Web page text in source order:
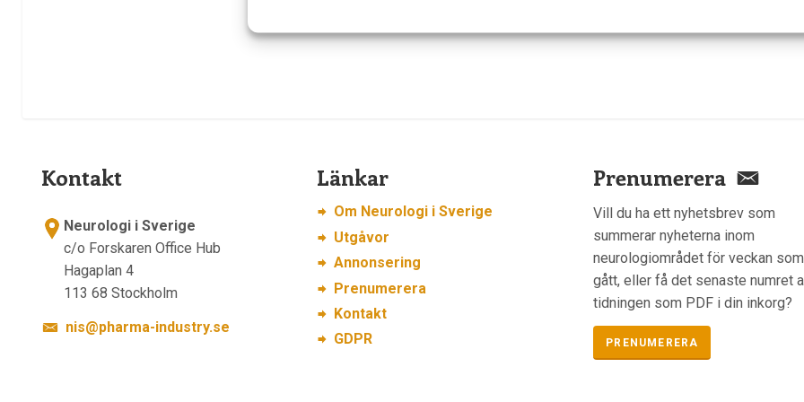
Kontakt
Neurologi i Sverige
c/o Forskaren Office Hub
Hagaplan 4
113 68 Stockholm
nis@pharma-industry.se
Länkar
Om Neurologi i Sverige
Utgåvor
Annonsering
Prenumerera
Kontakt
GDPR
Prenumerera
Vill du ha ett nyhetsbrev som
summerar nyheterna inom
neurologiområdet för veckan som
gått, eller få det senaste numret
tidningen som PDF i din inkorg?
PRENUMERERA